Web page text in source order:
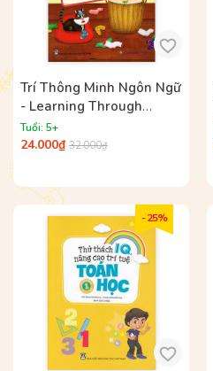
Trí Thông Minh Ngôn Ngữ
- Learning Through
Reading - Bessy Bừa Bộn
(Song Ngữ)
Tuổi: 5+
24.000₫ 32.000₫
- 25%